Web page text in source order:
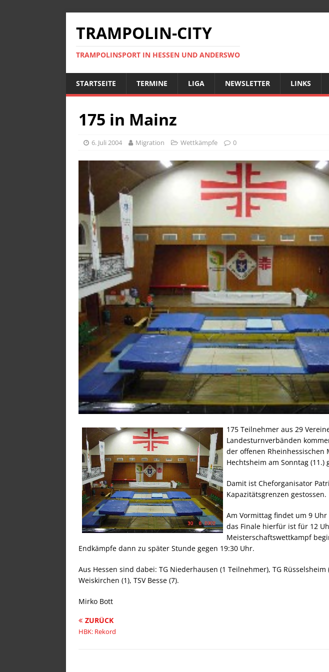
TRAMPOLIN-CITY
TRAMPOLINSPORT IN HESSEN UND ANDERSWO
STARTSEITE TERMINE LIGA NEWSLETTER LINKS
175 in Mainz
6. Juli 2004 Migration Wettkämpfe 0
175 Teilnehmer aus 29
Landesturnverbänden
der offenen Rheinhessischen
Hechtsheim am Sonntag (11.)
Damit ist Cheforganisator
Kapazitätsgrenzen gestossen.
Am Vormittag findet um 9
das Finale hierfür ist für 12
Meisterschaftswettkampf
Endkämpfe dann zu später Stunde gegen 19:30 Uhr.
Aus Hessen sind dabei: TG Niederhausen (1 Teilnehmer), TG Rüsselsheim
Weiskirchen (1), TSV Besse (7).
Mirko Bott
ZURÜCK
HBK: Rekord